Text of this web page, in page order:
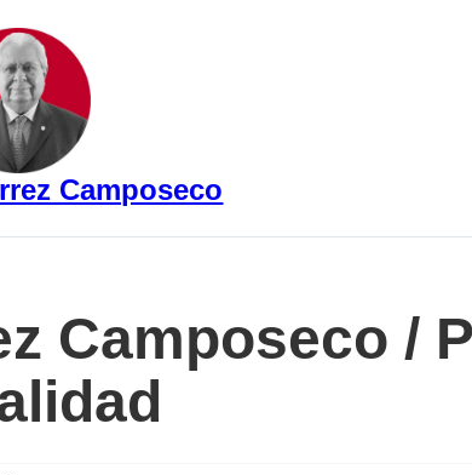
Camposeco
Camposeco /